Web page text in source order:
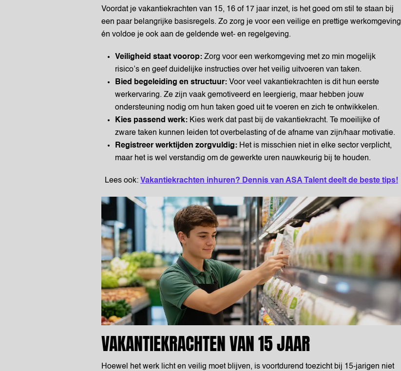
Voordat je vakantiekrachten van 15, 16 of 17 jaar inzet, is het goed om stil te staan bij
een paar belangrijke basisregels. Zo zorg je voor een veilige en prettige werkomgeving
én voldoe je ook aan de geldende wet- en regelgeving.
Veiligheid staat voorop: Zorg voor een werkomgeving met zo min mogelijk
risico’s en geef duidelijke instructies over het veilig uitvoeren van taken.
Bied begeleiding en structuur: Voor veel vakantiekrachten is dit hun eerste
werkervaring. Ze zijn vaak gemotiveerd en leergierig, maar hebben jouw
ondersteuning nodig om hun taken goed uit te voeren en zich te ontwikkelen.
Kies passend werk: Kies werk dat past bij de vakantiekracht. Te moeilijke of
zware taken kunnen leiden tot overbelasting of de afname van zijn/haar motivatie.
Registreer werktijden zorgvuldig: Het is misschien niet in elke sector verplicht,
maar het is wel verstandig om de gewerkte uren nauwkeurig bij te houden.
Lees ook: Vakantiekrachten inhuren? Dennis van ASA Talent deelt de beste tips!
VAKANTIEKRACHTEN VAN 15 JAAR
Hoewel het werk licht en veilig moet blijven, is voortdurend toezicht bij 15-jarigen niet